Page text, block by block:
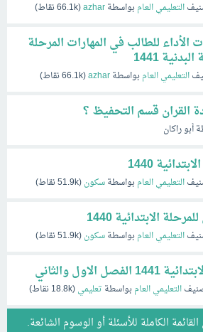
التعليمي العامبواسطةazhar
(
66.1kنقاط)
للطالب في المهارات المرحلة
1441
التعليمي العامبواسطةazhar
(
66.1kنقاط)
القران قسم التحفيظ ؟
أبو راكان
1440
التعليمي العامبواسطةسكون(
51.9kنقاط)
الابتدائية 1440
التعليمي العامبواسطةسكون(
51.9kنقاط)
الاول والثاني
التعليمي العامبواسطة تعليمي(
18.8kنقاط)
القائمة الكاملة للأسئلةأوالوسوم الشائعة.